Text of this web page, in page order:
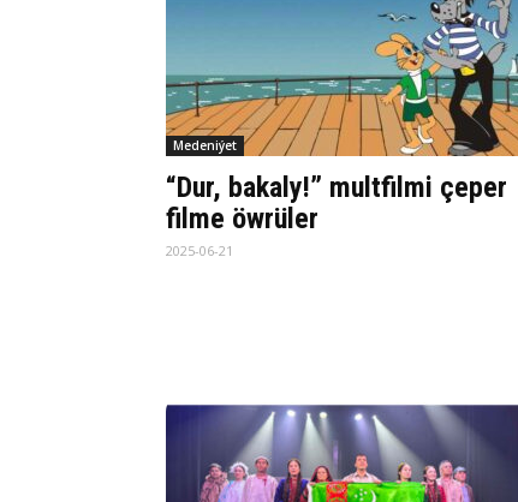
Medeniýet
“Dur, bakaly!” multfilmi çeper
filme öwrüler
2025-06-21